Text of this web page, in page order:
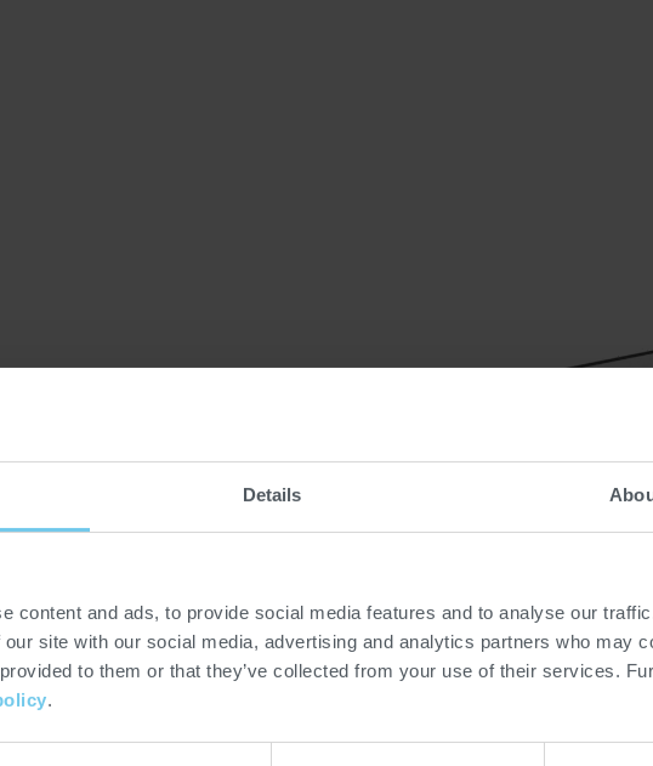
Details
content and ads, to provide social media features and to analyse our
site with our social media, advertising and analytics partners who may
to them or that they’ve collected from your use of their services.
.
setzt neue
und Präzision.
Röster der Serie
und Kurven exakt
im separat
Prozesse intuitiv
und höchste